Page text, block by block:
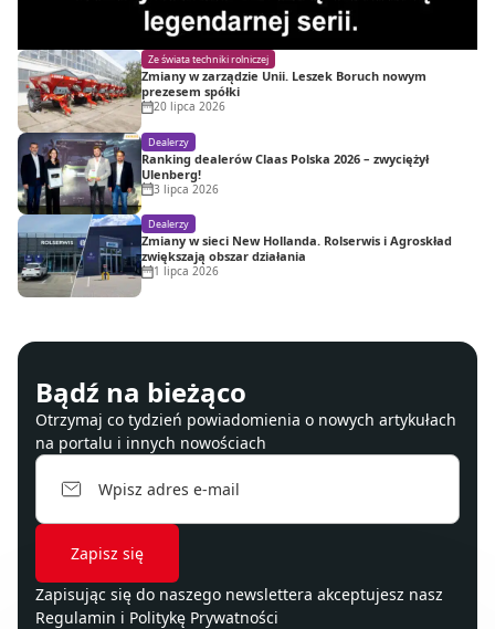
Ze świata techniki rolniczej
Zmiany w zarządzie Unii. Leszek Boruch nowym
prezesem spółki
20 lipca 2026
Dealerzy
Ranking dealerów Claas Polska 2026 – zwyciężył
Ulenberg!
3 lipca 2026
Dealerzy
Zmiany w sieci New Hollanda. Rolserwis i Agroskład
zwiększają obszar działania
1 lipca 2026
Bądź na bieżąco
Otrzymaj co tydzień powiadomienia o nowych artykułach
na portalu i innych nowościach
Zapisując się do naszego newslettera akceptujesz nasz
Regulamin i Politykę Prywatności